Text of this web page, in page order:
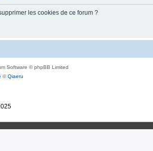
les cookies de ce forum ?
Software © phpBB Limited
©Qiaeru